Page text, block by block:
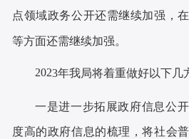
点领域政务公开还需继续加强 ，
等方面还需继续加强。
2023年我局将着重做好以下几
一是进一步拓展政府信息公
度高的政府信息的梳理，将社会